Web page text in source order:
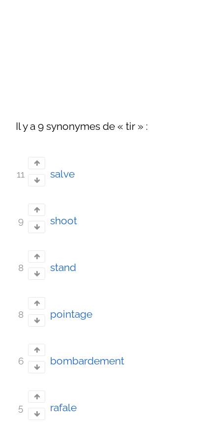
Il y a 9 synonymes de « tir » :
11 salve
9 shoot
8 stand
8 pointage
6 bombardement
5 rafale